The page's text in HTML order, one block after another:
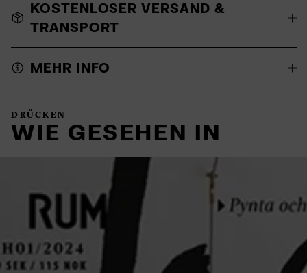
KOSTENLOSER VERSAND &
TRANSPORT
MEHR INFO
DRÜCKEN
WIE GESEHEN IN